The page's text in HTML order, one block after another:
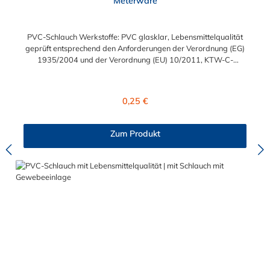
PVC-Schlauch Werkstoffe: PVC glasklar, Lebensmittelqualität
geprüft entsprechend den Anforderungen der Verordnung (EG)
1935/2004 und der Verordnung (EU) 10/2011, KTW-C-
Mineralwasser, Süßmost und alkoholische Getränke bis 15
fetthaltige Produkte!). Die durchfließenden Lebensmittel sollten
+40°C nicht überschreiten. Eine Geschmacksprobe ist ratsam.
Bei der Durchleitung von Lebensmitteln und Trinkwasser ist der
Schlauch vor dem Ersteinsatz unbedingt sorgfältig zu reinigen
Regulärer Preis:
0,25 €
Zum Produkt